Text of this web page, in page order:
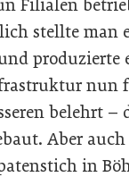
Filialen
stellte
nun
belehrt
Aber
in